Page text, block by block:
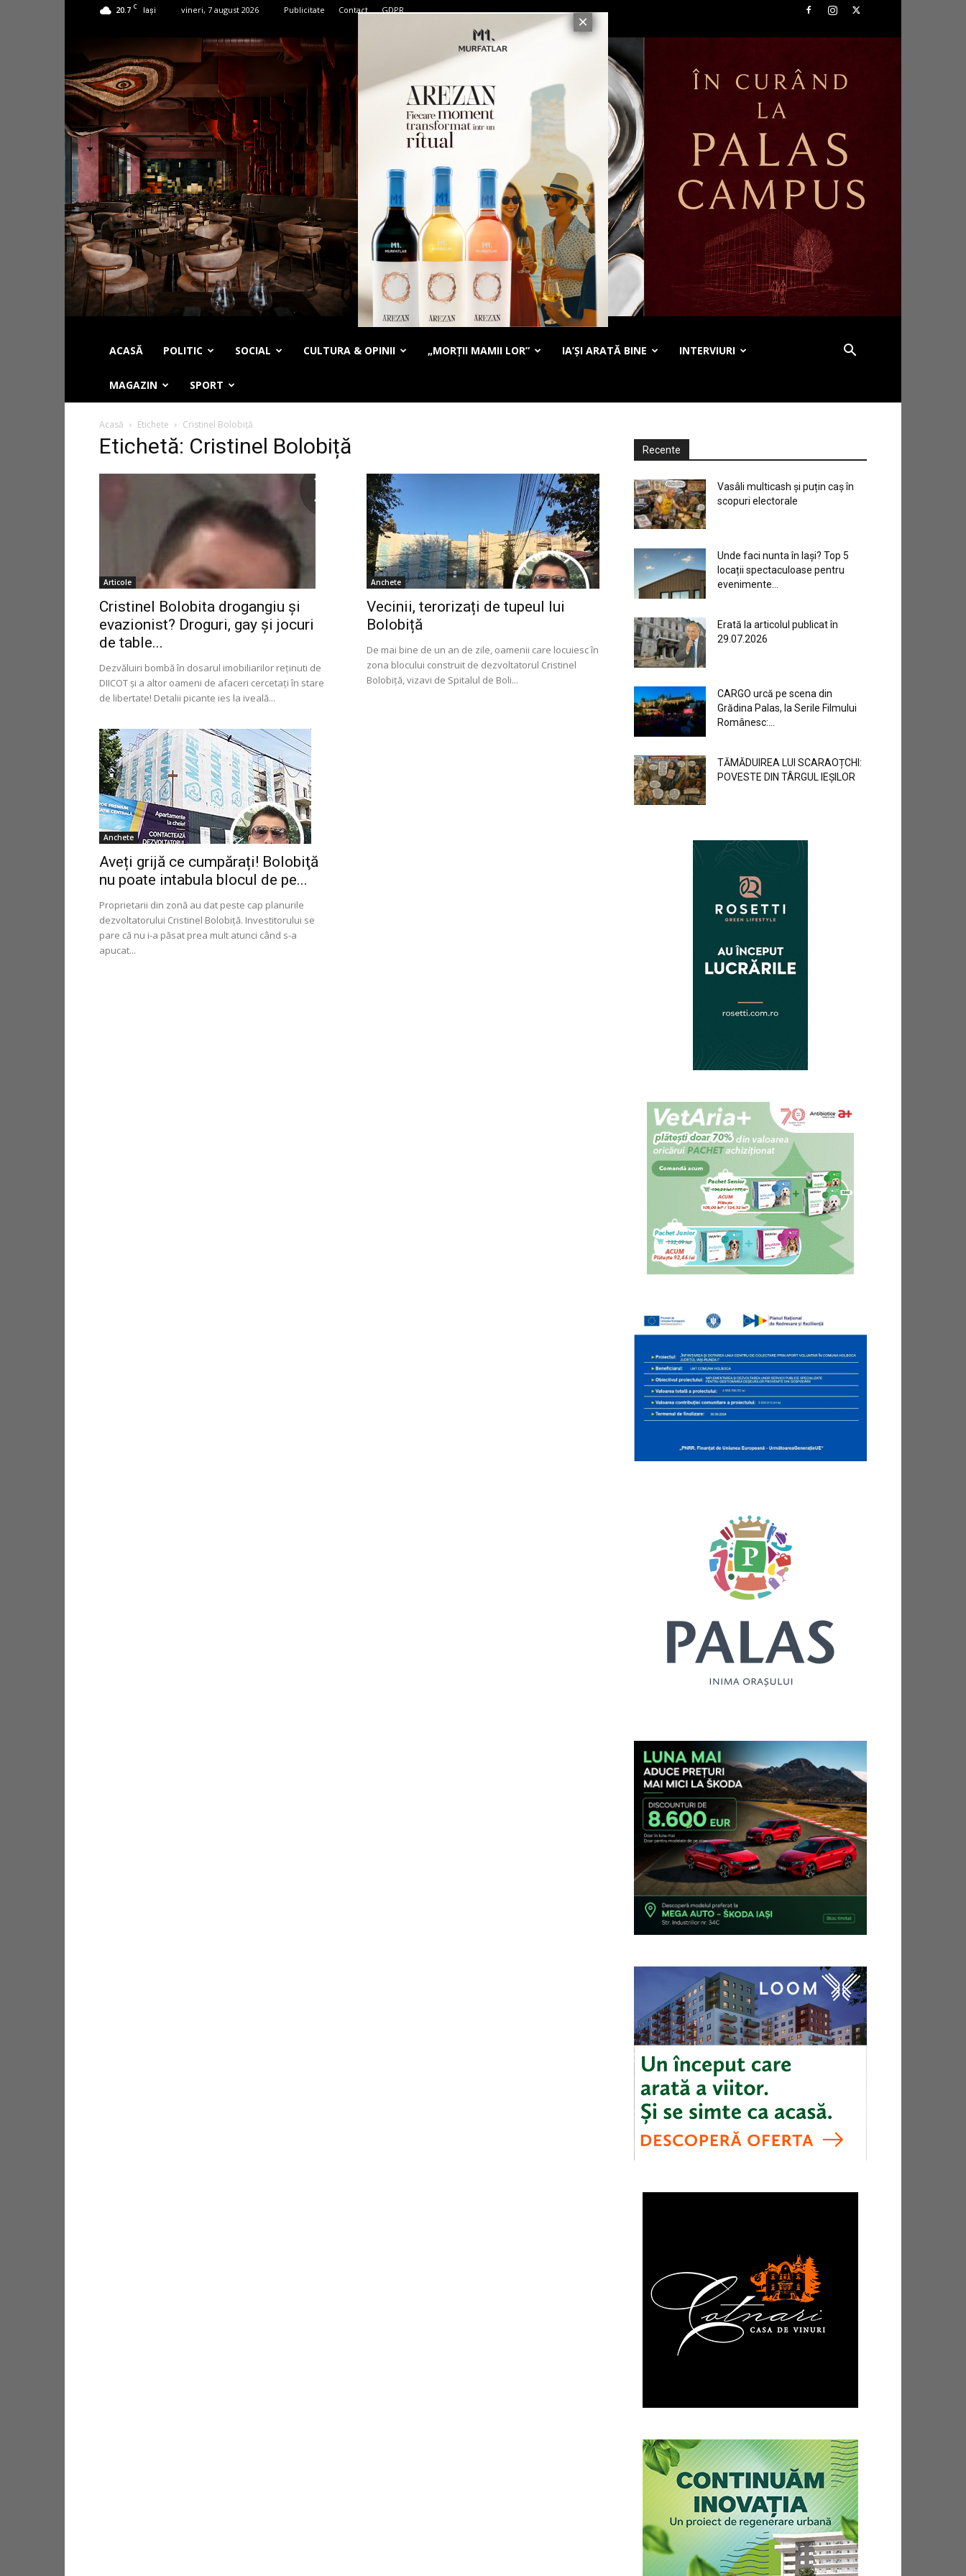
20.7 C Iași vineri, 7 august 2026 Publicitate Contact GDPR
ACASĂ POLITIC SOCIAL CULTURA & OPINII „MORȚII MAMII LOR” IA’ȘI ARATĂ BINE INTERVIURI
MAGAZIN SPORT
Acasă Etichete Cristinel Bolobiță
Etichetă: Cristinel Bolobiță
Articole
Cristinel Bolobita drogangiu și
evazionist? Droguri, gay și jocuri
de table...
Dezvăluiri bombă în dosarul imobiliarilor reținuti de
DIICOT și a altor oameni de afaceri cercetați în stare
de libertate! Detalii picante ies la iveală...
Anchete
Vecinii, terorizați de tupeul lui
Bolobiță
De mai bine de un an de zile, oamenii care locuiesc în
zona blocului construit de dezvoltatorul Cristinel
Bolobiță, vizavi de Spitalul de Boli...
Anchete
Aveți grijă ce cumpărați! Bolobiţă
nu poate intabula blocul de pe...
Proprietarii din zonă au dat peste cap planurile
dezvoltatorului Cristinel Bolobiță. Investitorului se
pare că nu i-a păsat prea mult atunci când s-a
apucat...
Recente
Vasâli multicash și puțin caș în
scopuri electorale
Unde faci nunta în Iași? Top 5
locații spectaculoase pentru
evenimente...
Erată la articolul publicat în
29.07.2026
CARGO urcă pe scena din
Grădina Palas, la Serile Filmului
Românesc:...
TĂMĂDUIREA LUI SCARAOȚCHI:
POVESTE DIN TÂRGUL IEȘILOR